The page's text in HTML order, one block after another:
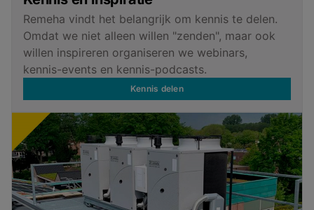
Remeha vindt het belangrijk om kennis te delen.
Omdat we niet alleen willen "zenden", maar ook
willen inspireren organiseren we webinars,
kennis-events en kennis-podcasts.
Kennis delen